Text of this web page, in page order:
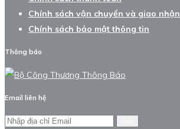
Chính sách vận chuyển và giao nhận
Chính sách bảo mật thông tin
Thông báo
Email liên hệ